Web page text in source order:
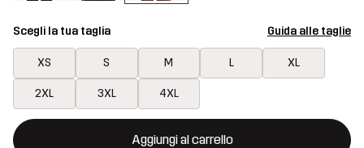
Scegli la tua taglia Guida alle taglie
XS S M L XL
2XL 3XL 4XL
Aggiungi al carrello
Questo tasto aprirà una finestra modale per confermare un
{{size}} non disponibile